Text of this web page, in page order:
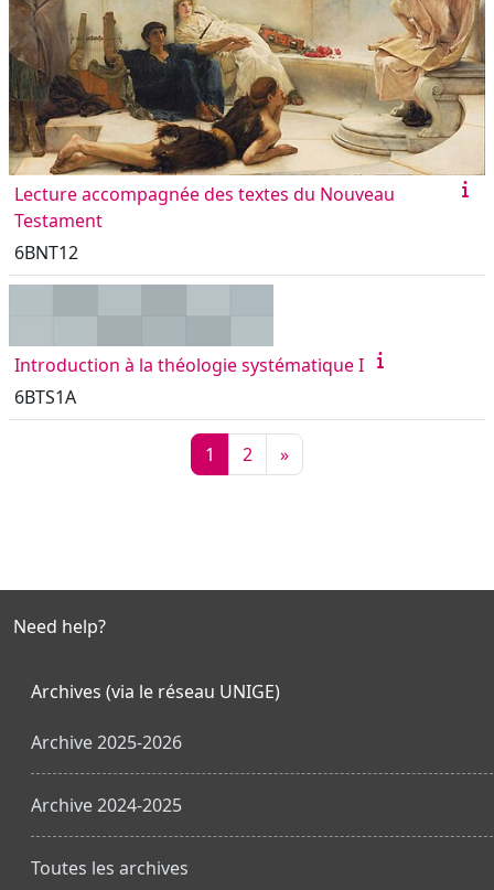
Lecture accompagnée des textes du Nouveau
Testament
6BNT12
Introduction à la théologie systématique I
6BTS1A
1 Seite 1
2 Seite 2
»Nächste Seite
Need help?
Archives (via le réseau UNIGE)
Archive 2025-2026
Archive 2024-2025
Toutes les archives